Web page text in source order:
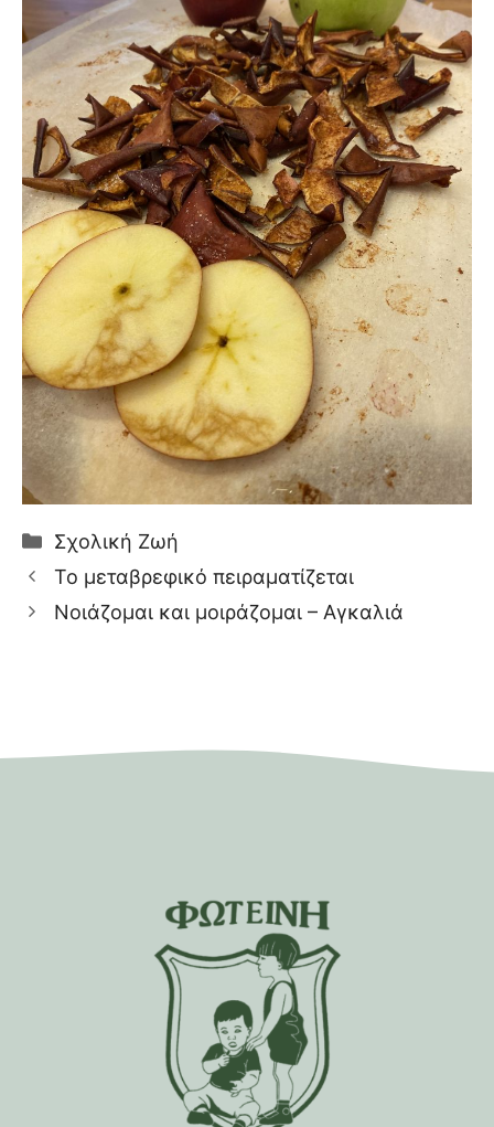
Κατηγορίες
Σχολική Ζωή
Το μεταβρεφικό πειραματίζεται
Νοιάζομαι και μοιράζομαι – Αγκαλιά